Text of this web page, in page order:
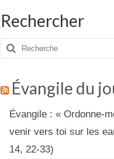
Rechercher
Rechercher
:
Évangile du
Évangile : « Ordonne-
venir vers toi sur les
14, 22-33)